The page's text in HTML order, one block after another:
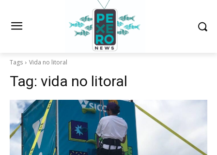
Tags Vida no litoral
Tag: vida no litoral